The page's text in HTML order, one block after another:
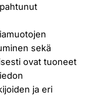
sekä
ovat tuoneet
ja eri